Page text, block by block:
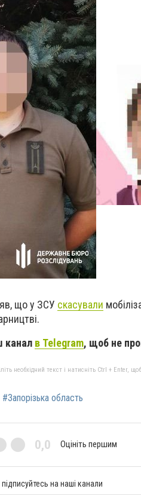
що у ЗСУ скасували
канал в Telegram, щоб не
необхідний текст і натисніть Ctrl + Enter,
#Запорізька область
0,0 Оцініть першим
на наші канали